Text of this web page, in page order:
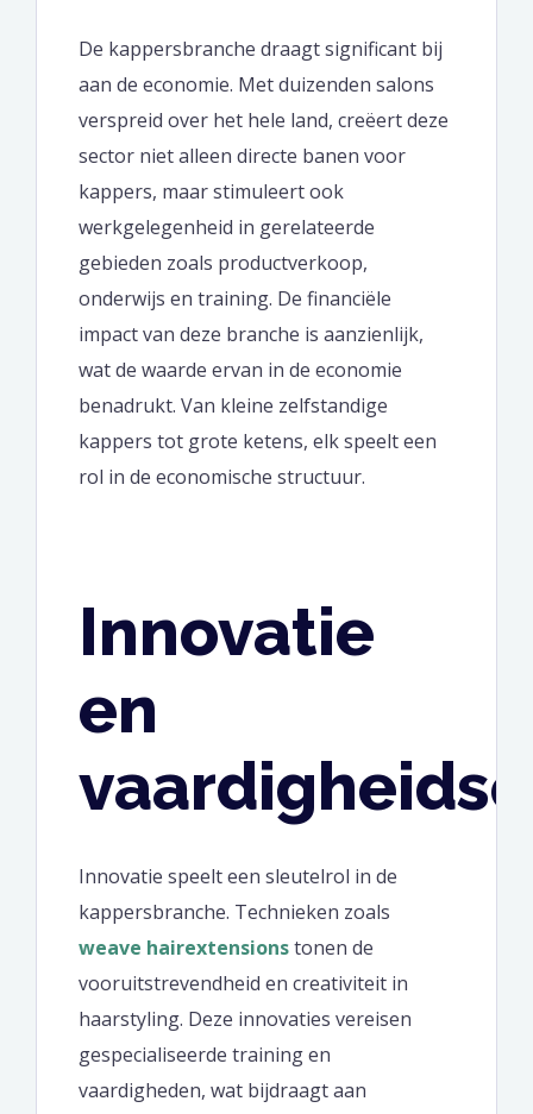
De kappersbranche draagt significant bij
aan de economie. Met duizenden salons
verspreid over het hele land, creëert deze
sector niet alleen directe banen voor
kappers, maar stimuleert ook
werkgelegenheid in gerelateerde
gebieden zoals productverkoop,
onderwijs en training. De financiële
impact van deze branche is aanzienlijk,
wat de waarde ervan in de economie
benadrukt. Van kleine zelfstandige
kappers tot grote ketens, elk speelt een
rol in de economische structuur.
Innovatie
en
Innovatie speelt een sleutelrol in de
kappersbranche. Technieken zoals
weave hairextensionstonen de
vooruitstrevendheid en creativiteit in
haarstyling. Deze innovaties vereisen
gespecialiseerde training en
vaardigheden, wat bijdraagt aan